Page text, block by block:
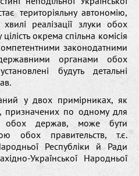
територіяльну автономію,
реалізації злуки обох
окрема спільна комісія
законодатними
органами обох
будуть детальні
у двох примірниках, як
призначених по одному для
обох держав, може бути
обох правительств, т.є.
Республіки й Ради
Української Народньої